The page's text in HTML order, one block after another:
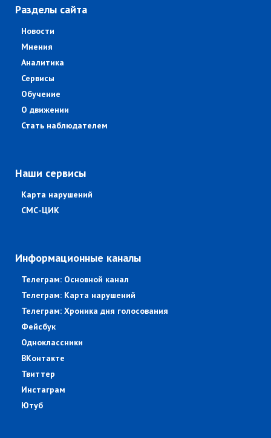
Разделы сайта
Новости
Мнения
Аналитика
Сервисы
Обучение
О движении
Стать наблюдателем
Наши сервисы
Карта нарушений
СМС-ЦИК
Информационные каналы
Телеграм: Основной канал
Телеграм: Карта нарушений
Телеграм: Хроника дня голосования
Фейсбук
Одноклассники
ВКонтакте
Твиттер
Инстаграм
Ютуб